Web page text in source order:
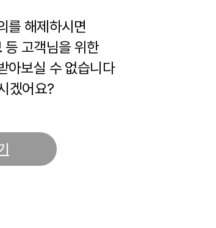
를 해제하시면
등 고객님을 위한
아보실 수 없습니다
겠어요?